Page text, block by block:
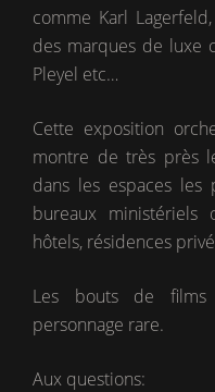
comme Karl
des marques de luxe
Pleyel etc…
Cette exposition
montre de très près
dans les espaces les
bureaux ministériels
hôtels, résidences
Les bouts de films
personnage rare.
Aux questions: